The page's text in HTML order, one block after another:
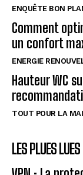
ENQUÊTE BON
Comment
un confort
ENERGIE
Hauteur WC
TOUT POUR LA
LES PLUES